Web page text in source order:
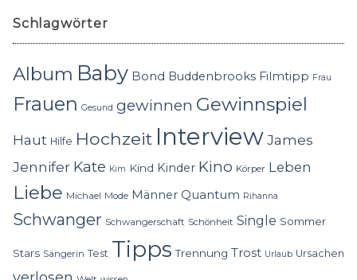
Schlagwörter
Album Baby Bond Buddenbrooks Filmtipp Frau
Frauen Gesund gewinnen Gewinnspiel
Haut Hilfe Hochzeit InterviewJames
Jennifer Kate Kim Kind Kinder Kino Körper Leben
Liebe Michael Mode Männer Quantum Rihanna
Schwanger Schwangerschaft Schönheit Single Sommer
Stars Sängerin Test Tipps Trennung Trost Urlaub Ursachen